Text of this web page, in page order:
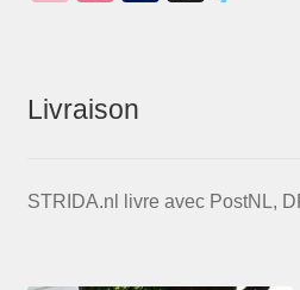
Livraison
STRIDA.nl livre avec PostNL,